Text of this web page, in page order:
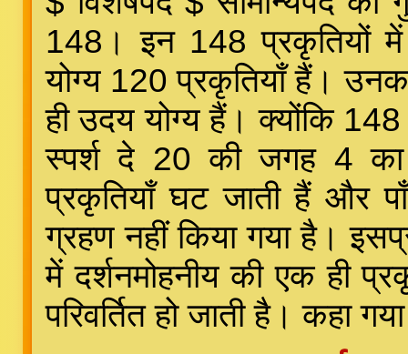
148। इन 148 प्रकृतियों
योग्य 120 प्रकृतियाँ हैं।
ही उदय योग्य हैं। क्योंकि
स्पर्श दे 20 की जगह 4 का
प्रकृतियाँ घट जाती हैं और
ग्रहण नहीं किया गया है।
में दर्शनमोहनीय की एक ही
परिवर्तित हो जाती है। कहा